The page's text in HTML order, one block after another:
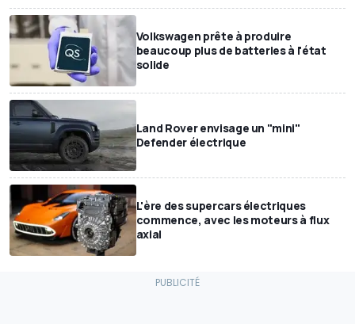
Volkswagen prête à produire
beaucoup plus de batteries à l'état
solide
Land Rover envisage un "mini"
Defender électrique
L'ère des supercars électriques
commence, avec les moteurs à flux
axial